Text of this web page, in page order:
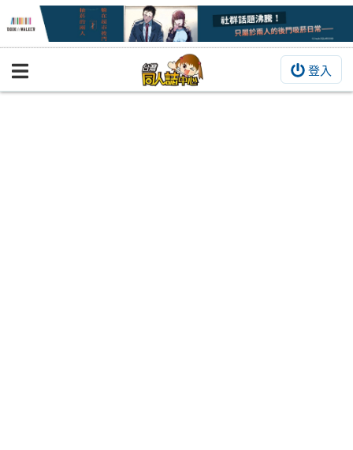
登入
BOOKY書集倉庫